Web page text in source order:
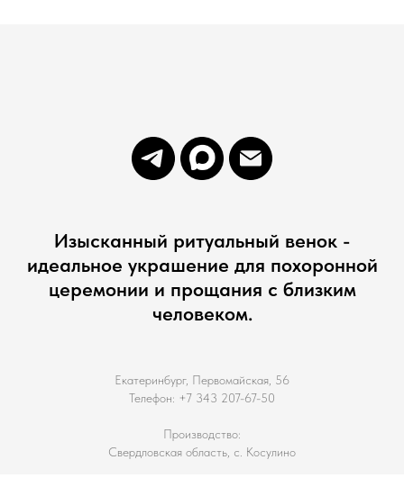
Изысканный ритуальный венок -
идеальное украшение для похоронной
церемонии и прощания с близким
человеком.
Екатеринбург, Первомайская, 56
Телефон: +7 343 207-67-50
Производство:
Свердловская область, с. Косулино